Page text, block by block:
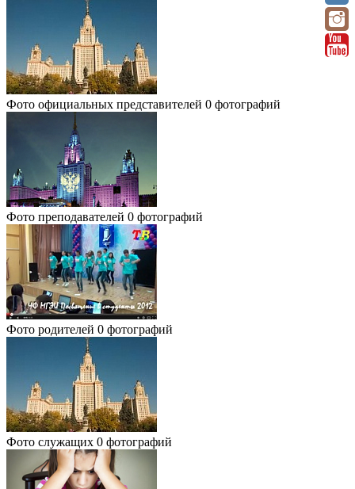
Фото официальных представителей 0 фотографий
Фото преподавателей 0 фотографий
Фото родителей 0 фотографий
Фото служащих 0 фотографий